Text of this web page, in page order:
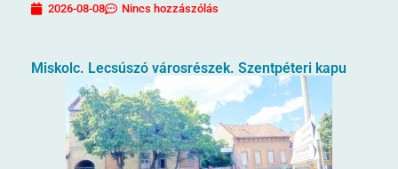
2026-08-08 Nincs hozzászólás
Miskolc. Lecsúszó városrészek. Szentpéteri kapu